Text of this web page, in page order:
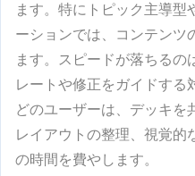
ます。特にトピック主導型
ーションでは、コンテンツ
ます。スピードが落ちる
レートや修正をガイドする
どのユーザーは、デッキを
レイアウトの整理、視覚的
の時間を費やします。